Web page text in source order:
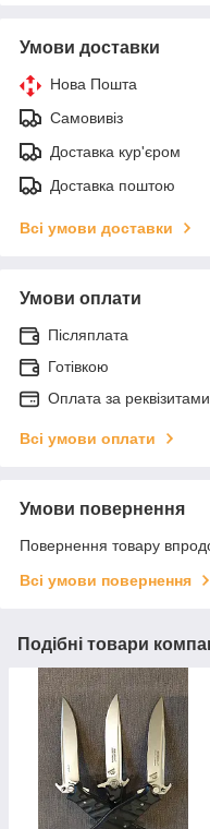
Умови доставки
Нова Пошта
Самовивіз
Доставка кур'єром
Доставка поштою
Всі умови доставки
Умови оплати
Післяплата
Готівкою
Оплата за реквізитами
Всі умови оплати
Умови повернення
Повернення товару
Всі умови повернення
Подібні товари